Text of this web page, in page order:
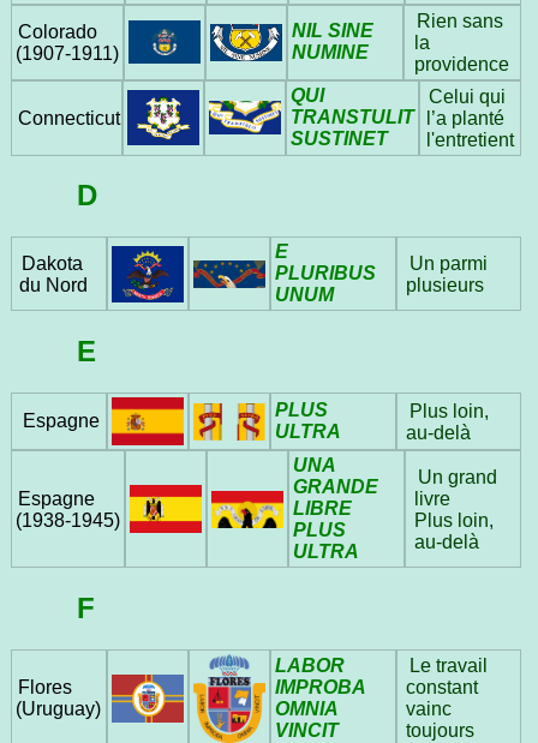
Colorado
(1907‑1911)
NIL SINE
NUMINE
Rien sans
la
providence
Connecticut
QUI
TRANSTULIT
SUSTINET
Celui qui
l’a planté
l'entretient
D
Dakota
du Nord
E
PLURIBUS
UNUM
Un parmi
plusieurs
E
Espagne
PLUS
ULTRA
Plus loin,
au-delà
Espagne
(1938‑1945)
UNA
GRANDE
LIBRE
PLUS
ULTRA
Un grand
livre
Plus loin,
au-delà
F
Flores
(Uruguay)
LABOR
IMPROBA
OMNIA
VINCIT
Le travail
constant
vainc
toujours